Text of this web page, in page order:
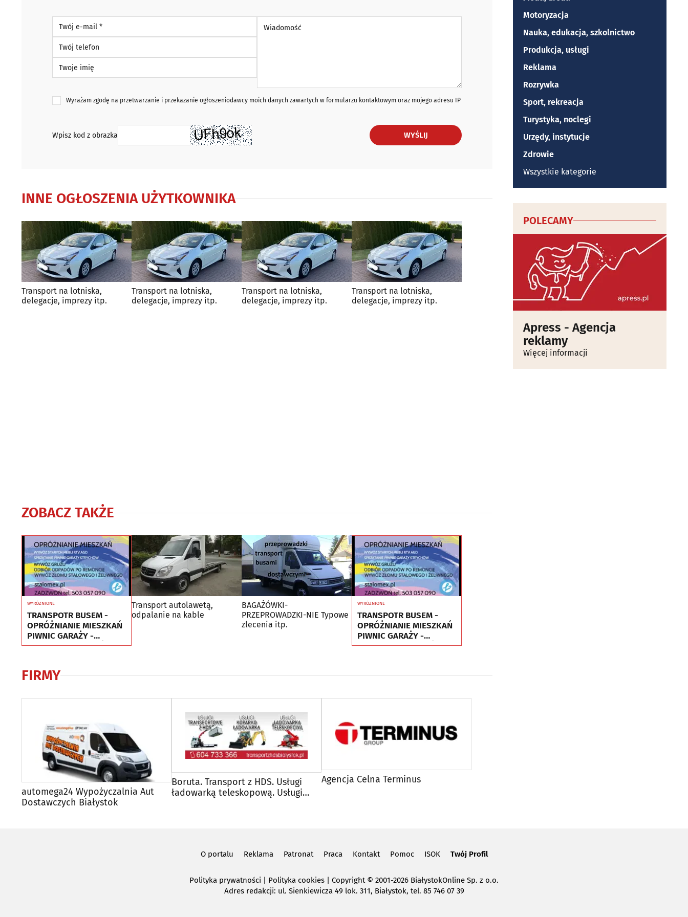
Wyrażam zgodę na przetwarzanie i przekazanie ogłoszeniodawcy moich danych zawartych w formularzu kontaktowym oraz mojego adresu IP
Wpisz kod z obrazka WYŚLIJ
INNE OGŁOSZENIA UŻYTKOWNIKA
Transport na lotniska,
delegacje, imprezy itp.
Transport na lotniska,
delegacje, imprezy itp.
Transport na lotniska,
delegacje, imprezy itp.
Transport na lotniska,
delegacje, imprezy itp.
ZOBACZ TAKŻE
WYRÓŻNIONE
TRANSPOTR BUSEM -
OPRÓŻNIANIE MIESZKAŃ
PIWNIC GARAŻY -
UTYLIZACJA - WYWÓZ
Transport autolawetą,
odpalanie na kable
BAGAŻÓWKI-
PRZEPROWADZKI-NIE Typowe
zlecenia itp.
WYRÓŻNIONE
TRANSPOTR BUSEM -
OPRÓŻNIANIE MIESZKAŃ
PIWNIC GARAŻY -
UTYLIZACJA - WYWÓZ
FIRMY
automega24 Wypożyczalnia Aut
Dostawczych Białystok
Boruta. Transport z HDS. Usługi
ładowarką teleskopową. Usługi
Agencja Celna Terminus
Motoryzacja
Nauka, edukacja, szkolnictwo
Produkcja, usługi
Reklama
Rozrywka
Sport, rekreacja
Turystyka, noclegi
Urzędy, instytucje
Zdrowie
Wszystkie kategorie
POLECAMY
Apress - Agencja
reklamy
Więcej informacji
O portalu Reklama Patronat Praca Kontakt Pomoc ISOK Twój Profil
Polityka prywatności | Polityka cookies Copyright© 2001-2026 BiałystokOnline Sp. z o.o.
Adres redakcji: ul. Sienkiewicza 49 lok. 311, Białystok, tel. 85 746 07 39